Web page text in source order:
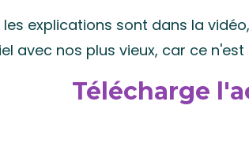
les explications sont dans la
avec nos plus vieux, car ce
Télécharge